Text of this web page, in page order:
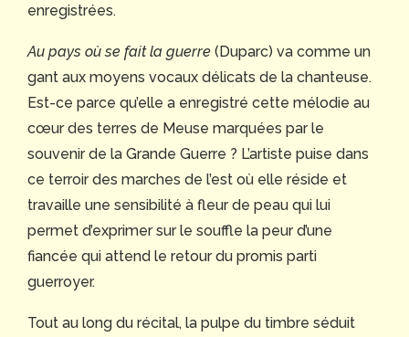
enregistrées.
Au pays où se fait la guerre (Duparc) va comme un
gant aux moyens vocaux délicats de la chanteuse.
Est-ce parce qu’elle a enregistré cette mélodie au
cœur des terres de Meuse marquées par le
souvenir de la Grande Guerre ? L’artiste puise dans
ce terroir des marches de l’est où elle réside et
travaille une sensibilité à fleur de peau qui lui
permet d’exprimer sur le souffle la peur d’une
fiancée qui attend le retour du promis parti
guerroyer.
Tout au long du récital, la pulpe du timbre séduit